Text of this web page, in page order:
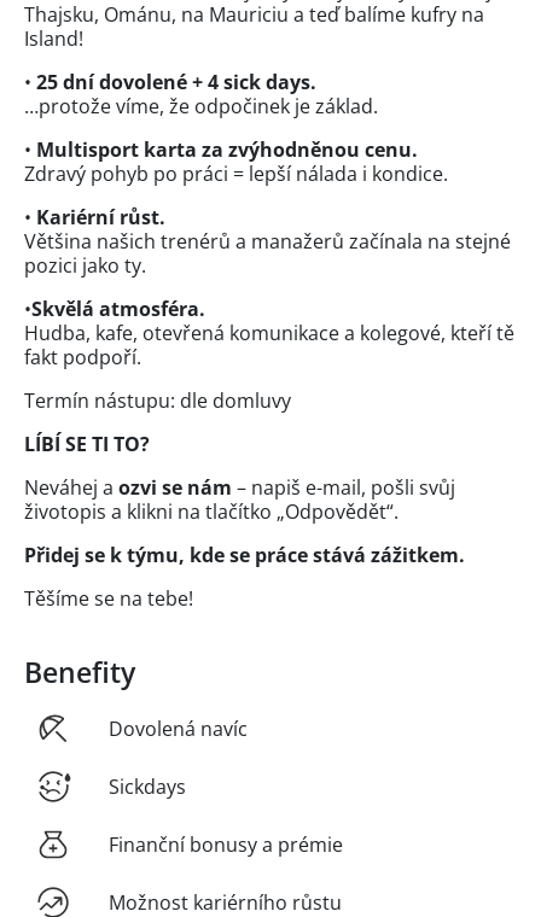
Thajsku, Ománu, na Mauriciu a teď balíme kufry na
Island!
• 25 dní dovolené + 4 sick days.
…protože víme, že odpočinek je základ.
• Multisport karta za zvýhodněnou cenu.
Zdravý pohyb po práci = lepší nálada i kondice.
• Kariérní růst.
​​​​​​​Většina našich trenérů a manažerů začínala na stejné
pozici jako ty.
•Skvělá atmosféra.
Hudba, kafe, otevřená komunikace a kolegové, kteří tě
fakt podpoří.
Termín nástupu: dle domluvy
LÍBÍ SE TI TO?
Neváhej a ozvi se nám – napiš e-mail, pošli svůj
životopis a klikni na tlačítko „Odpovědět“.
Přidej se k týmu, kde se práce stává zážitkem.
Těšíme se na tebe!
Benefity
Dovolená navíc
Sickdays
Finanční bonusy a prémie
Možnost kariérního růstu